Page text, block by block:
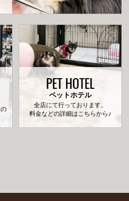
PET HOTEL
ペットホテル
全店にて行っております。
料金などの詳細はこちらから♪